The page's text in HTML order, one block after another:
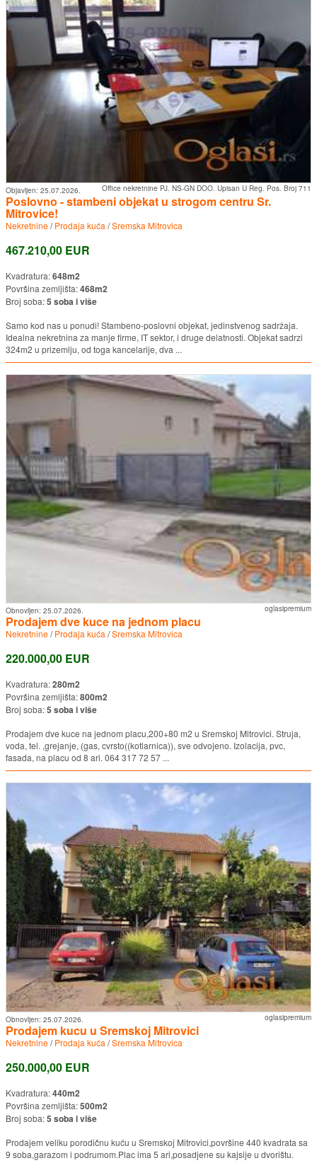
Office nekretnine PJ. NS-GN DOO. Upisan U Reg. Pos. Broj 711
Objavljen: 25.07.2026.
Poslovno - stambeni objekat u strogom centru Sr.
Mitrovice!
Nekretnine/Prodaja kuća /Sremska Mitrovica
467.210,00 EUR
Kvadratura:648m2
Površina zemljišta:468m2
Broj soba:5 soba i više
Samo kod nas u ponudi! Stambeno-poslovni objekat, jedinstvenog sadržaja.
Idealna nekretnina za manje firme, IT sektor, i druge delatnosti. Objekat sadrzi
324m2 u prizemlju, od toga kancelarije, dva ...
oglasipremium
Obnovljen: 25.07.2026.
Prodajem dve kuce na jednom placu
Nekretnine/Prodaja kuća /Sremska Mitrovica
220.000,00 EUR
Kvadratura:280m2
Površina zemljišta:800m2
Broj soba:5 soba i više
Prodajem dve kuce na jednom placu,200+80 m2 u Sremskoj Mitrovici. Struja,
voda, tel. ,grejanje, (gas, cvrsto((kotlarnica)), sve odvojeno. Izolacija, pvc,
fasada, na placu od 8 ari. 064 317 72 57 ...
oglasipremium
Obnovljen: 25.07.2026.
Prodajem kucu u Sremskoj Mitrovici
Nekretnine/Prodaja kuća /Sremska Mitrovica
250.000,00 EUR
Kvadratura:440m2
Površina zemljišta:500m2
Broj soba:5 soba i više
Prodajem veliku porodičnu kuću u Sremskoj Mitrovici,površine 440 kvadrata sa
9 soba,garazom i podrumom.Plac ima 5 ari,posadjene su kajsije u dvorištu.